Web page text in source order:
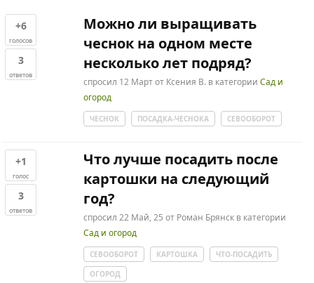
+6
голосов
3
ответов
Можно ли выращивать
чеснок на одном месте
несколько лет подряд?
спросил 12 Март от Ксения В. в категории Сад и
огород
ЧЕСНОК ПОСАДКА-ЧЕСНОКА СЕВООБОРОТ
+1
голос
3
ответов
Что лучше посадить после
картошки на следующий
год?
спросил 22 Май, 25 от Роман Брянск в категории
Сад и огород
СЕВООБОРОТ КАРТОШКА
ЧТО-ПОСАДИТЬ
ОГОРОД